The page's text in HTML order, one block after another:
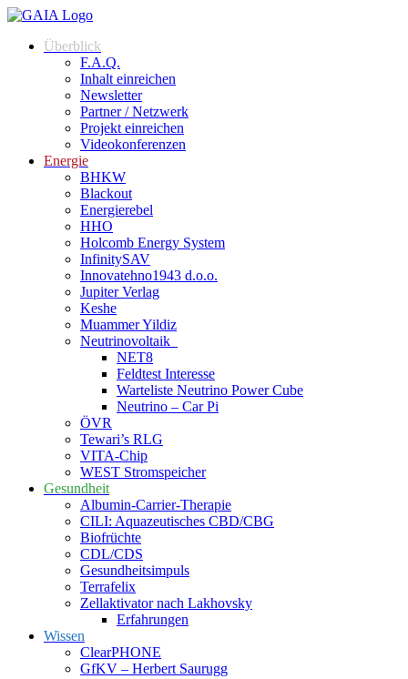
Überblick
F.A.Q.
Inhalt einreichen
Newsletter
Partner / Netzwerk
Projekt einreichen
Videokonferenzen
Energie
BHKW
Blackout
Energierebel
HHO
Holcomb Energy System
InfinitySAV
Innovatehno1943 d.o.o.
Jupiter Verlag
Keshe
Muammer Yildiz
Neutrinovoltaik
NET8
Feldtest Interesse
Warteliste Neutrino Power Cube
Neutrino – Car Pi
ÖVR
Tewari’s RLG
VITA-Chip
WEST Stromspeicher
Gesundheit
Albumin-Carrier-Therapie
CILI: Aquazeutisches CBD/CBG
Biofrüchte
CDL/CDS
Gesundheitsimpuls
Terrafelix
Zellaktivator nach Lakhovsky
Erfahrungen
Wissen
ClearPHONE
GfKV – Herbert Saurugg